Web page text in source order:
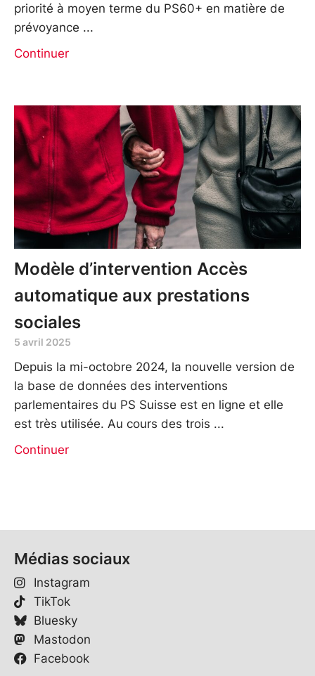
priorité à moyen terme du PS60+ en matière de
prévoyance
Continuer
Modèle d’intervention Accès
automatique aux prestations
sociales
5 avril 2025
Depuis la mi-octobre 2024, la nouvelle version de
la base de données des interventions
parlementaires du PS Suisse est en ligne et elle
est très utilisée. Au cours des trois
Continuer
Médias sociaux
Instagram
TikTok
Bluesky
Mastodon
Facebook